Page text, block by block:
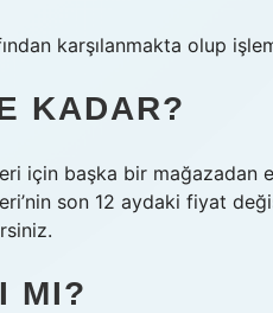
karşılanmakta olup
KADAR?
için başka bir mağazadan
son 12 aydaki fiyat
MI?